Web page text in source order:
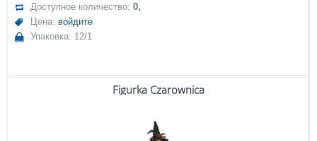
Доступное количество:0,
Цена: войдите
Упаковка: 12/1
Figurka Czarownica